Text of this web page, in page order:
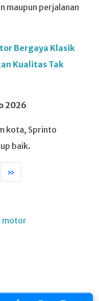
maupun perjalanan
Bergaya Klasik
Kualitas Tak
2026
kota, Sprinto
baik.
»
motor